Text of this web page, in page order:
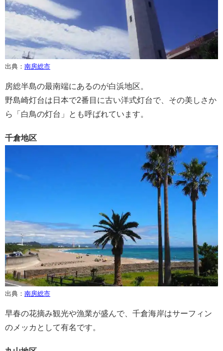
出典： 南房総市
房総半島の最南端にあるのが白浜地区。
野島崎灯台は日本で2番目に古い洋式灯台で、その美しさか
ら「白鳥の灯台」とも呼ばれています。
千倉地区
出典： 南房総市
早春の花摘み観光や漁業が盛んで、千倉海岸はサーフィン
のメッカとして有名です。